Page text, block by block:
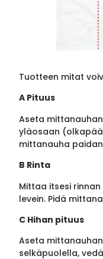
Tuotteen mitat
A Pituus
Aseta
yläosaan
mittanauha
B Rinta
Mittaa itsesi
levein. Pidä
C Hihan pituus
Aseta
selkäpuolella,